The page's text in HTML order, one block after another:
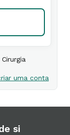
Cirurgia
uma conta
si